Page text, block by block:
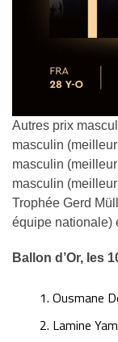
Autres prix
masculin
masculin
masculin
Trophée Gerd
équipe nationale)
Ballon d’Or, les
Ousmane
Lamine